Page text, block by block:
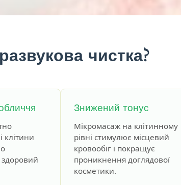
чистка?
клітини
Знижений тонус
Мікромасаж на клітинному
рівні стимулює місцевий
кровообіг і покращує
проникнення доглядової
косметики.